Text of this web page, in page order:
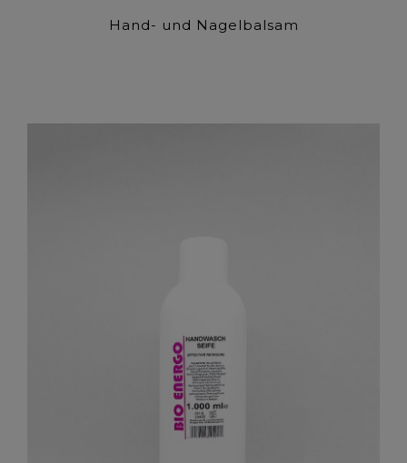
Hand- und Nagelbalsam